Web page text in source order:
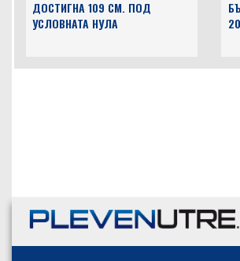
ДОСТИГНА 109 СМ. ПОД
УСЛОВНАТА НУЛА